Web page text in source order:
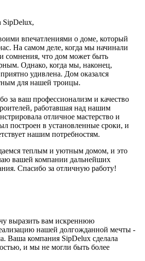
SipDelux,
впечатлениями о доме, который
На самом деле, когда мы начинали
сомнения, что дом может быть
Однако, когда мы, наконец,
удивлена. Дом оказался
для нашей троицы.
за ваш профессионализм и качество
работавшая над нашим
отличное мастерство и
построен в установленные сроки, и
нашим потребностям.
теплым и уютным домом, и это
вашей компании дальнейших
Спасибо за отличную работу!
выразить вам искреннюю
нашей долгожданной мечты -
Ваша компания SipDelux сделала
и мы не могли быть более